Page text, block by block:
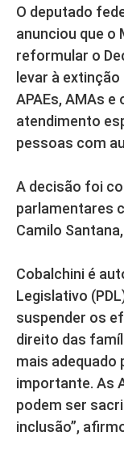
O deputado
anunciou que o
reformular o
levar à
APAEs, AMAs
atendimento
pessoas com
A decisão foi
parlamentares
Camilo
Cobalchini é
Legislativo
suspender os
direito das
mais adequado
importante. As
podem ser
inclusão”,